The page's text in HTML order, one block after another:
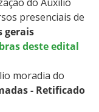
presenciais de
gerais
deste edital
moradia do
- Retificado